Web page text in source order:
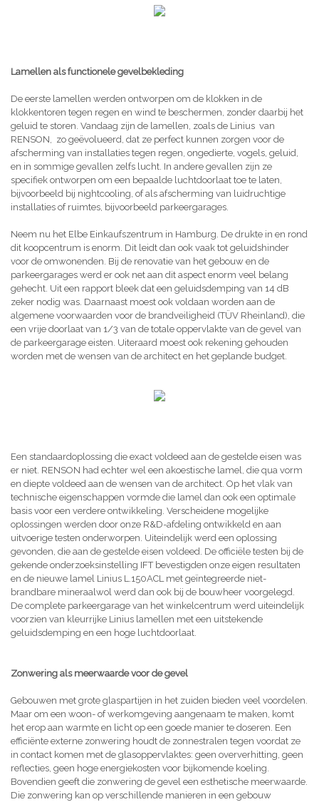
Lamellen als functionele gevelbekleding
De eerste lamellen werden ontworpen om de klokken in de
klokkentoren tegen regen en wind te beschermen, zonder daarbij het
geluid te storen. Vandaag zijn de lamellen, zoals de Linius van
RENSON, zo geëvolueerd, dat ze perfect kunnen zorgen voor de
afscherming van installaties tegen regen, ongedierte, vogels, geluid,
en in sommige gevallen zelfs lucht. In andere gevallen zijn ze
specifiek ontworpen om een bepaalde luchtdoorlaat toe te laten,
bijvoorbeeld bij nightcooling, of als afscherming van luidruchtige
installaties of ruimtes, bijvoorbeeld parkeergarages.
Neem nu het Elbe Einkaufszentrum in Hamburg. De drukte in en rond
dit koopcentrum is enorm. Dit leidt dan ook vaak tot geluidshinder
voor de omwonenden. Bij de renovatie van het gebouw en de
parkeergarages werd er ook net aan dit aspect enorm veel belang
gehecht. Uit een rapport bleek dat een geluidsdemping van 14 dB
zeker nodig was. Daarnaast moest ook voldaan worden aan de
algemene voorwaarden voor de brandveiligheid (TÜV Rheinland), die
een vrije doorlaat van 1/3 van de totale oppervlakte van de gevel van
de parkeergarage eisten. Uiteraard moest ook rekening gehouden
worden met de wensen van de architect en het geplande budget.
Een standaardoplossing die exact voldeed aan de gestelde eisen was
er niet. RENSON had echter wel een akoestische lamel, die qua vorm
en diepte voldeed aan de wensen van de architect. Op het vlak van
technische eigenschappen vormde die lamel dan ook een optimale
basis voor een verdere ontwikkeling. Verscheidene mogelijke
oplossingen werden door onze R&D-afdeling ontwikkeld en aan
uitvoerige testen onderworpen. Uiteindelijk werd een oplossing
gevonden, die aan de gestelde eisen voldeed. De officiële testen bij de
gekende onderzoeksinstelling IFT bevestigden onze eigen resultaten
en de nieuwe lamel Linius L.150ACL met geïntegreerde niet-
brandbare mineraalwol werd dan ook bij de bouwheer voorgelegd.
De complete parkeergarage van het winkelcentrum werd uiteindelijk
voorzien van kleurrijke Linius lamellen met een uitstekende
geluidsdemping en een hoge luchtdoorlaat.
Zonwering als meerwaarde voor de gevel
Gebouwen met grote glaspartijen in het zuiden bieden veel voordelen.
Maar om een woon- of werkomgeving aangenaam te maken, komt
het erop aan warmte en licht op een goede manier te doseren. Een
efficiënte externe zonwering houdt de zonnestralen tegen voordat ze
in contact komen met de glasoppervlaktes: geen oververhitting, geen
reflecties, geen hoge energiekosten voor bijkomende koeling.
Bovendien geeft die zonwering de gevel een esthetische meerwaarde.
Die zonwering kan op verschillende manieren in een gebouw